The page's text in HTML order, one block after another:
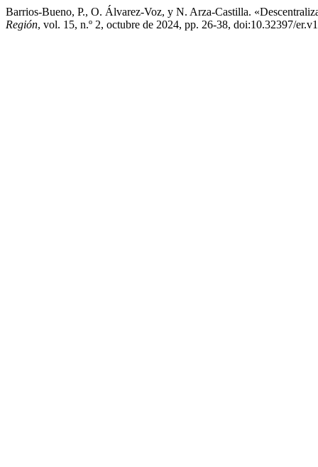
Barrios-Bueno, P., O. Álvarez-Voz, y N. Arza-Castilla.
Región, vol. 15, n.º 2, octubre de 2024, pp. 26-38, doi:10.32397/